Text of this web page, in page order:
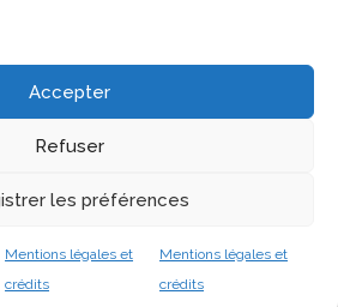
Accepter
Refuser
les préférences
Mentions légales et
crédits
Mentions légales et
crédits
K. Jacquot, Ö. Lamontre-Berk, H.
P.-A. Sahuc, J. Silvestre, J.-P. Wetzel, D.
pour la mise en place d’une charte pour
artificielle en école
E. Ekizoglu, I. Fasse, K. Jacquot, P. Marin,